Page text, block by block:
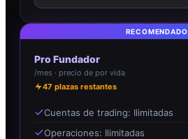
RECOMENDADO
Pro Fundador
/mes · precio de por vida
47 plazas restantes
Cuentas de trading: Ilimitadas
Operaciones: Ilimitadas